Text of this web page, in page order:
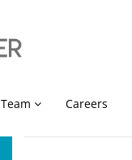
Team Careers